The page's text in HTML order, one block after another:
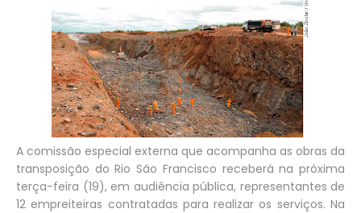
A comissão especial externa que acompanha as obras da
transposição do Rio São Francisco receberá na próxima
terça-feira (19), em audiência pública, representantes de
12 empreiteiras contratadas para realizar os serviços. Na